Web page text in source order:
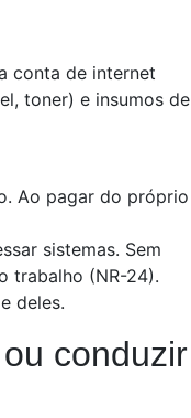
conta de internet
toner) e insumos de
Ao pagar do próprio
sistemas. Sem
trabalho (NR-24).
deles.
conduzir